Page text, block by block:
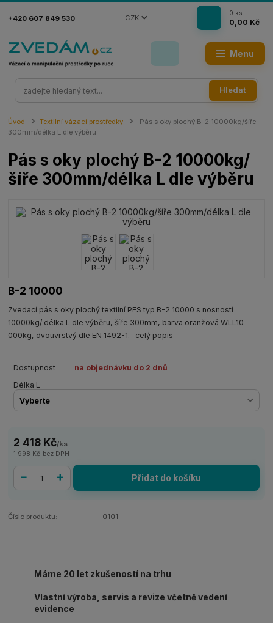
Menu
CZK
Hledat
+420 607 849 530
0 ks
0,00 Kč
Úvod Textilní vázací prostředky
Pás s oky plochý B-2 10000kg/šíře
300mm/délka L dle výběru
Pás s oky plochý B-2 10000kg/
šíře 300mm/délka L dle výběru
B-2 10000
Zvedací pás s oky plochý textilní PES typ B-2 10000 s nosností
10000kg/ délka L dle výběru, šíře 300mm, barva oranžová WLL10
000kg, dvouvrstvý dle EN 1492-1. celý popis
Dostupnost
na objednávku do 2 dnů
Délka L
2 418 Kč/ks
1 998 Kč bez DPH
Přidat do košíku
Číslo produktu: 0101
Máme 20 let zkušeností na trhu
Vlastní výroba, servis a revize včetně vedení
evidence